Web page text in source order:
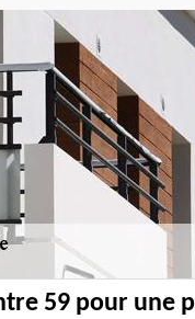
59 pour une